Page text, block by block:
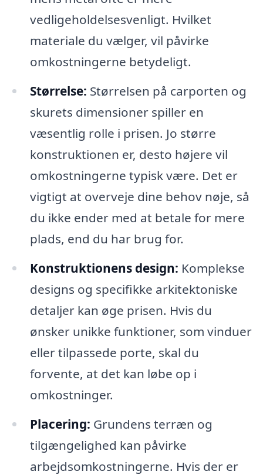
vedligeholdelsesvenligt. Hvilket
materiale du vælger, vil påvirke
omkostningerne betydeligt.
Størrelse: Størrelsen på carporten og
skurets dimensioner spiller en
væsentlig rolle i prisen. Jo større
konstruktionen er, desto højere vil
omkostningerne typisk være. Det er
vigtigt at overveje dine behov nøje, så
du ikke ender med at betale for mere
plads, end du har brug for.
Konstruktionens design: Komplekse
designs og specifikke arkitektoniske
detaljer kan øge prisen. Hvis du
ønsker unikke funktioner, som vinduer
eller tilpassede porte, skal du
forvente, at det kan løbe op i
omkostninger.
Placering: Grundens terræn og
tilgængelighed kan påvirke
arbejdsomkostningerne. Hvis der er